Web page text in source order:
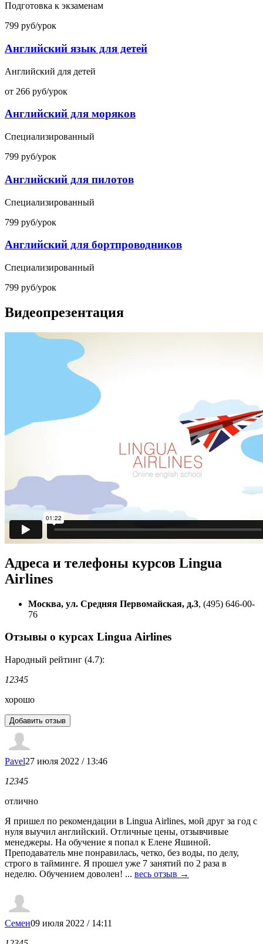
Подготовка к экзаменам
799 руб/урок
Английский язык для детей
Английский для детей
от 266 руб/урок
Английский для моряков
Специализированный
799 руб/урок
Английский для пилотов
Специализированный
799 руб/урок
Английский для бортпроводников
Специализированный
799 руб/урок
Видеопрезентация
Адреса и телефоны курсов Lingua
Airlines
Москва, ул. Средняя Первомайская, д.3, (495) 646-00-
76
Отзывы о курсах Lingua Airlines
Народный рейтинг (4.7):
12345
хорошо
Pavel27 июля 2022 / 13:46
12345
отлично
Я пришел по рекомендации в Lingua Airlines, мой друг за год с
нуля выучил английский. Отличные цены, отзывчивые
менеджеры. На обучение я попал к Елене Яшиной.
Преподаватель мне понравилась, четко, без воды, по делу,
строго в тайминге. Я прошел уже 7 занятий по 2 раза в
неделю. Обучением доволен! ... весь отзыв →
Семен09 июля 2022 / 14:11